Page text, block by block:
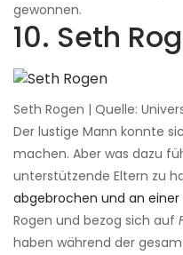
gewonnen.
10. Seth
Seth Rogen | Quelle:
Der lustige Mann konnte
machen. Aber was dazu
unterstützende Eltern zu
abgebrochen und an
Rogen und bezog sich auf
haben während der